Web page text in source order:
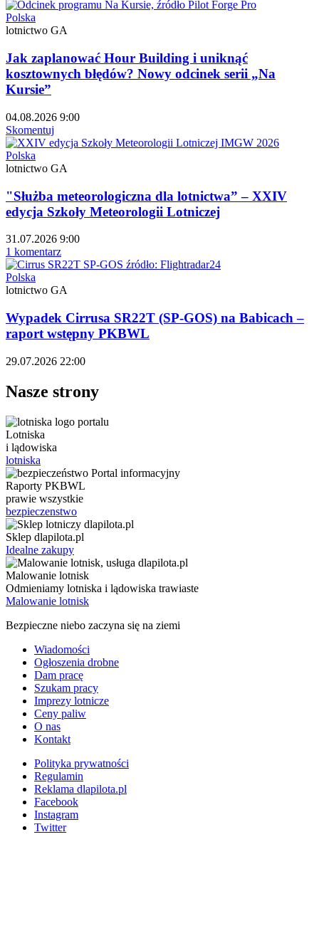
Polska
lotnictwo GA
Jak zaplanować Hour Building i uniknąć
kosztownych błędów? Nowy odcinek serii „Na
Kursie”
04.08.2026 9:00
Skomentuj
Polska
lotnictwo GA
"Służba meteorologiczna dla lotnictwa” – XXIV
edycja Szkoły Meteorologii Lotniczej
31.07.2026 9:00
1 komentarz
Polska
lotnictwo GA
Wypadek Cirrusa SR22T (SP-GOS) na Babicach –
raport wstępny PKBWL
29.07.2026 22:00
Nasze strony
Lotniska
i lądowiska
lotniska
Raporty PKBWL
prawie wszystkie
bezpieczenstwo
Sklep dlapilota.pl
Idealne zakupy
Malowanie lotnisk
Odmieniamy lotniska i lądowiska trawiaste
Malowanie lotnisk
Bezpieczne niebo zaczyna się na ziemi
Wiadomości
Ogłoszenia drobne
Dam pracę
Szukam pracy
Imprezy lotnicze
Ceny paliw
O nas
Kontakt
Polityka prywatności
Regulamin
Reklama dlapilota.pl
Facebook
Instagram
Twitter